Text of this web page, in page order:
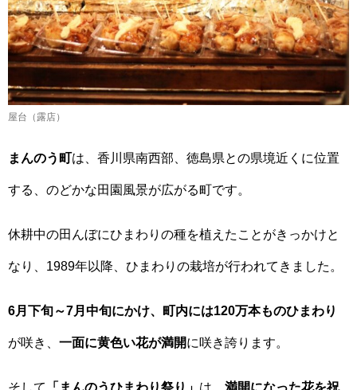
屋台（露店）
まんのう町は、香川県南西部、徳島県との県境近くに位置
する、のどかな田園風景が広がる町です。
休耕中の田んぼにひまわりの種を植えたことがきっかけと
なり、1989年以降、ひまわりの栽培が行われてきました。
6月下旬～7月中旬にかけ、町内には120万本ものひまわり
が咲き、 一面に黄色い花が満開に咲き誇ります。
そして 「まんのうひまわり祭り」 は、 満開になった花を祝